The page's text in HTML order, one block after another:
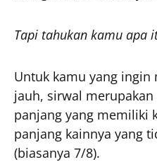
Tapi tahukan kamu apa
Untuk kamu yang
jauh, sirwal
panjang yang memiliki
panjang kainnya yang
(biasanya 7/8).